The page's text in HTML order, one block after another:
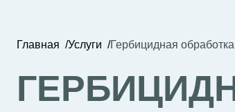
Главная Услуги Гербицидная обработка